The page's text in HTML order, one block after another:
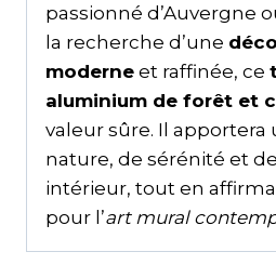
passionné d’Auvergne
la recherche d’une
moderne et raffinée, ce
aluminium de forêt et
valeur sûre. Il apportera
nature, de sérénité et
intérieur, tout en
pour l’art mural